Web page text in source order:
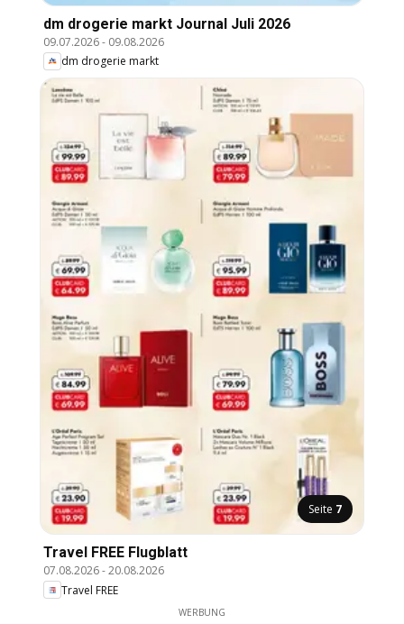
dm drogerie markt Journal Juli 2026
09.07.2026- 09.08.2026
dm drogerie markt
Seite 7
Travel FREE Flugblatt
07.08.2026-20.08.2026
Travel FREE
WERBUNG